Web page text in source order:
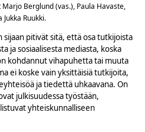
Berglund (vas.), Paula Havaste,
Ruukki.
pitivät sitä, että osa tutkijoista
ja sosiaalisesta mediasta, koska
kohdannut vihapuhetta tai muuta
ei koske vain yksittäisiä tutkijoita,
ja tiedettä uhkaavana. On
julkisuudessa työstään,
yhteiskunnalliseen